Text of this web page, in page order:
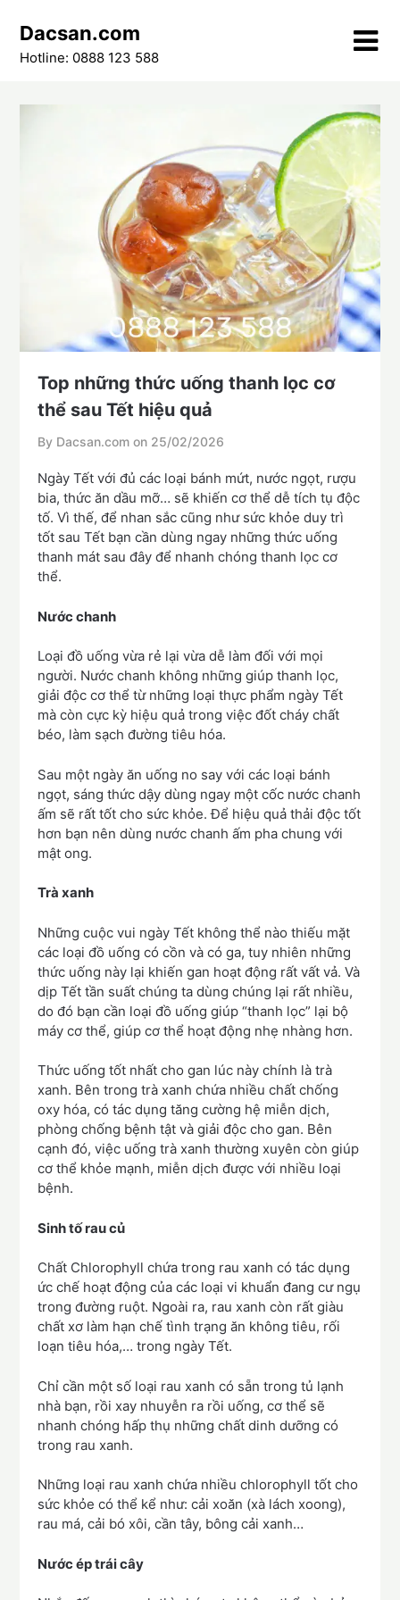
content
Dacsan.com
Hotline: 0888 123 588
Top những thức uống thanh lọc cơ
thể sau Tết hiệu quả
By Dacsan.com on 25/02/2026
Ngày Tết với đủ các loại bánh mứt, nước ngọt, rượu
bia, thức ăn dầu mỡ… sẽ khiến cơ thể dễ tích tụ độc
tố. Vì thế, để nhan sắc cũng như sức khỏe duy trì
tốt sau Tết bạn cần dùng ngay những thức uống
thanh mát sau đây để nhanh chóng thanh lọc cơ
thể.
Nước chanh
Loại đồ uống vừa rẻ lại vừa dễ làm đối với mọi
người. Nước chanh không những giúp thanh lọc,
giải độc cơ thể từ những loại thực phẩm ngày Tết
mà còn cực kỳ hiệu quả trong việc đốt cháy chất
béo, làm sạch đường tiêu hóa.
Sau một ngày ăn uống no say với các loại bánh
ngọt, sáng thức dậy dùng ngay một cốc nước chanh
ấm sẽ rất tốt cho sức khỏe. Để hiệu quả thải độc tốt
hơn bạn nên dùng nước chanh ấm pha chung với
mật ong.
Trà xanh
Những cuộc vui ngày Tết không thể nào thiếu mặt
các loại đồ uống có cồn và có ga, tuy nhiên những
thức uống này lại khiến gan hoạt động rất vất vả. Và
dịp Tết tần suất chúng ta dùng chúng lại rất nhiều,
do đó bạn cần loại đồ uống giúp “thanh lọc” lại bộ
máy cơ thể, giúp cơ thể hoạt động nhẹ nhàng hơn.
Thức uống tốt nhất cho gan lúc này chính là trà
xanh. Bên trong trà xanh chứa nhiều chất chống
oxy hóa, có tác dụng tăng cường hệ miễn dịch,
phòng chống bệnh tật và giải độc cho gan. Bên
cạnh đó, việc uống trà xanh thường xuyên còn giúp
cơ thể khỏe mạnh, miễn dịch được với nhiều loại
bệnh.
Sinh tố rau củ
Chất Chlorophyll chứa trong rau xanh có tác dụng
ức chế hoạt động của các loại vi khuẩn đang cư ngụ
trong đường ruột. Ngoài ra, rau xanh còn rất giàu
chất xơ làm hạn chế tình trạng ăn không tiêu, rối
loạn tiêu hóa,… trong ngày Tết.
Chỉ cần một số loại rau xanh có sẵn trong tủ lạnh
nhà bạn, rồi xay nhuyễn ra rồi uống, cơ thể sẽ
nhanh chóng hấp thụ những chất dinh dưỡng có
trong rau xanh.
Những loại rau xanh chứa nhiều chlorophyll tốt cho
sức khỏe có thể kể như: cải xoăn (xà lách xoong),
rau má, cải bó xôi, cần tây, bông cải xanh…
Nước ép trái cây